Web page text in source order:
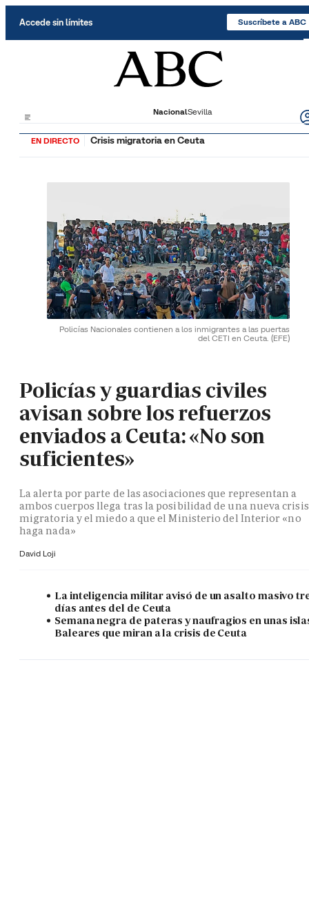
Accede sin límites Suscríbete a ABC
NacionalSevilla
EN DIRECTO Crisis migratoria en Ceuta
Policías Nacionales contienen a los inmigrantes a las puertas
del CETI en Ceuta. (EFE)
Policías y guardias civiles
avisan sobre los refuerzos
enviados a Ceuta: «No son
suficientes»
La alerta por parte de las asociaciones que representan a
ambos cuerpos llega tras la posibilidad de una nueva crisis
migratoria y el miedo a que el Ministerio del Interior «no
haga nada»
David Loji
La inteligencia militar avisó de un asalto masivo
días antes del de Ceuta
Semana negra de pateras y naufragios en unas
Baleares que miran a la crisis de Ceuta